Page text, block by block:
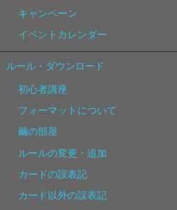
キャンペーン
イベントカレンダー
ルール・ダウンロード
初心者講座
フォーマットについて
繭の部屋
ルールの変更・追加
カードの誤表記
カード以外の誤表記